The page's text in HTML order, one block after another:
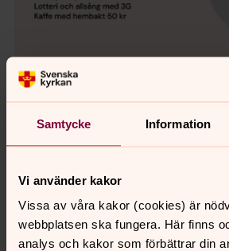
Samtycke Information
Vi använder kakor
Vissa av våra kakor (cookies) är
webbplatsen ska fungera. Här finns
analys och kakor som förbättrar din
innehåll?
Dela